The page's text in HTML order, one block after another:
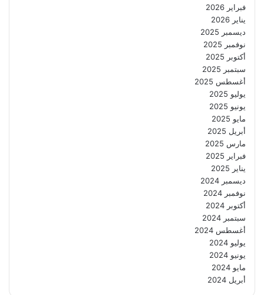
فبراير 2026
يناير 2026
ديسمبر 2025
نوفمبر 2025
أكتوبر 2025
سبتمبر 2025
أغسطس 2025
يوليو 2025
يونيو 2025
مايو 2025
أبريل 2025
مارس 2025
فبراير 2025
يناير 2025
ديسمبر 2024
نوفمبر 2024
أكتوبر 2024
سبتمبر 2024
أغسطس 2024
يوليو 2024
يونيو 2024
مايو 2024
أبريل 2024